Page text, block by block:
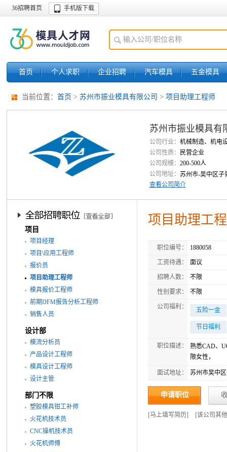
36招聘首页 手机版下载
首页 个人求职 企业招聘 汽车模具 五金模具
当前位置： 首页 > 苏州市振业模具有限公司 > 项目助理工程师
苏州市振业模具有
公司行业： 机械制造、机电
公司性质：
民营企业
公司规模： 200-500人
公司地址： 苏州市-吴中区子
查看公司简介
项目
项目经理
项目\应用工程师
报价员
项目助理工程师
模具报价工程师
前期DFM报告分析工程师
销售人员
设计部
模流分析员
产品设计工程师
模具设计工程师
设计主管
部门不限
塑胶模具钳工补师
火花机技术员
CNC操机技术员
火花机师傅
项目助理工
职位编号： 1880058
工资待遇： 面议
招聘人数： 不限
性别要求： 不限
公司福利： 五险一金
节日福利
职位描述：
熟悉CAD、
限女性，
面试地址： 苏州市吴中区
申请职位
[马上填写简历] [该公司其